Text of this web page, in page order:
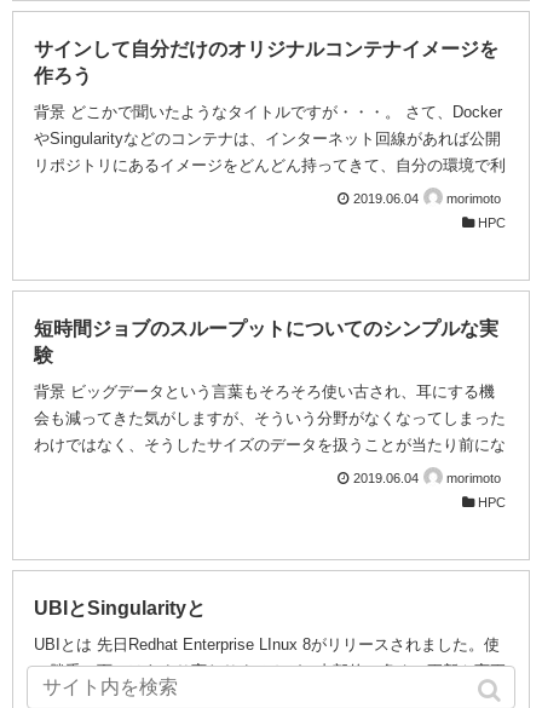
サインして自分だけのオリジナルコンテナイメージを
作ろう
背景 どこかで聞いたようなタイトルですが・・・。 さて、Docker
やSingularityなどのコンテナは、インターネット回線があれば公開
リポジトリにあるイメージをどんどん持ってきて、自分の環境で利
用することができます。反面、そのイメージの品質やセキュリティ
レベルについては自己責任です。しかし、中に何が入っているかつ
に、仮想通貨のマイニングツールが仕込まれているものが複数見つ
かるという事件が起きたことから、利便性に隠れて見て見ぬふりを
されてきた議論が一気に活発に...
2019.06.04
morimoto
HPC
短時間ジョブのスループットについてのシンプルな実
験
背景 ビッグデータという言葉もそろそろ使い古され、耳にする機
会も減ってきた気がしますが、そういう分野がなくなってしまった
わけではなく、そうしたサイズのデータを扱うことが当たり前にな
ったという解釈が妥当そうです。実際、ビッグデータという単語を
聞かなくなったこととは裏腹に、これまで得られた多数の計算結果
するようになりました。その分析にAI的な手法を用いることで効率
的に目的（予算の獲得ではなく・・・）を達成できることもあるよ
2019.06.04
morimoto
HPC
UBIとSingularityと
UBIとは 先日Redhat Enterprise LInux 8がリリースされました。使
い勝手の面ではあまり変わりませんが、内部的に多くの更新や変更
がはいっており、期待が高まるところです。ところで、同時に発表